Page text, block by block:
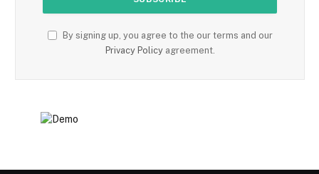
By signing up, you agree to the our terms and our
Privacy Policyagreement.